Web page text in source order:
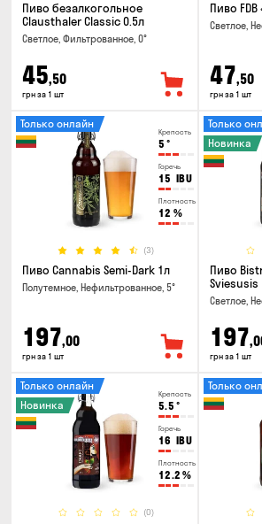
Пиво безалкогольное
Clausthaler Classic 0.5л
Светлое, Фильтрованное, 0°
45,50
грн за 1 шт
Пиво
Светлое,
47,50
грн за 1 шт
Крепость
5 °
Горечь
15 IBU
Плотность
12 %
(3)
Только онлайн
Пиво Cannabis Semi-Dark 1л
Полутемное, Нефильтрованное, 5°
197,00
грн за 1 шт
Только
Новинка
Пиво
Sviesusis
Светлое,
197
грн за 1 шт
Крепость
5.5 °
Горечь
16 IBU
Плотность
12.2 %
(0)
Только онлайн
Новинка
Только